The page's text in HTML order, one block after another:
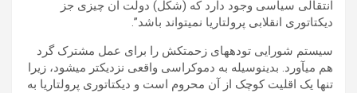
انتقالی سیاسی وجود دارد که (شکل) دولت آن چیزی جز
دیکتاتوری انقلابی پرولتاریا نمی­تواند باشد”.
سیستم شورایی توده­های زحمتکش را برای عمل مشترک گرد
هم می­آورد. بدین­وسیله به دموکراسی واقعی نزدیک­تر می­شود، زیرا
تنها یک اقلیت کوچک از آن محروم است و دیکتاتوری پرولتاریا به